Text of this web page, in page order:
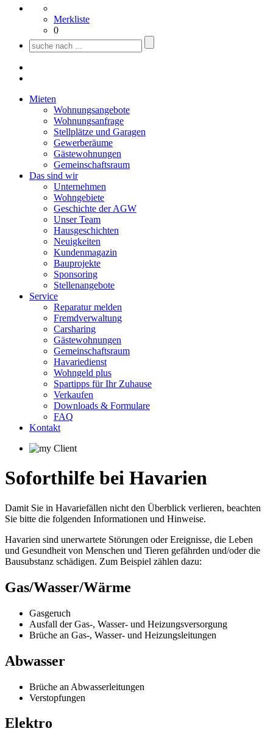
Merkliste
0
Mieten
Wohnungsangebote
Wohnungsanfrage
Stellplätze und Garagen
Gewerberäume
Gästewohnungen
Gemeinschaftsraum
Das sind wir
Unternehmen
Wohngebiete
Geschichte der AGW
Unser Team
Hausgeschichten
Neuigkeiten
Kundenmagazin
Bauprojekte
Sponsoring
Stellenangebote
Service
Reparatur melden
Fremdverwaltung
Carsharing
Gästewohnungen
Gemeinschaftsraum
Havariedienst
Wohngeld plus
Spartipps für Ihr Zuhause
Verkaufen
Downloads & Formulare
FAQ
Kontakt
Soforthilfe bei Havarien
Damit Sie in Havariefällen nicht den Überblick verlieren, beachten
Sie bitte die folgenden Informationen und Hinweise.
Havarien sind unerwartete Störungen oder Ereignisse, die Leben
und Gesundheit von Menschen und Tieren gefährden und/oder die
Bausubstanz schädigen. Zum Beispiel zählen dazu:
Gas/Wasser/Wärme
Gasgeruch
Ausfall der Gas-, Wasser- und Heizungsversorgung
Brüche an Gas-, Wasser- und Heizungsleitungen
Abwasser
Brüche an Abwasserleitungen
Verstopfungen
Elektro